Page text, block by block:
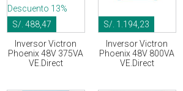
S/. 488,47
Descuento 13%
Inversor Victron
Phoenix 48V 375VA
VE.Direct
S/. 1.194,23
Inversor Victron
Phoenix 48V 800VA
VE.Direct